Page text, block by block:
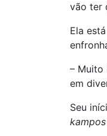
vão ter
Ela
– Muito
em
Seu
kampos